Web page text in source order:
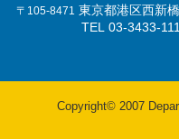
〒105-8471
東京都港区西新
TEL 03-3433-
Copyright© 2007